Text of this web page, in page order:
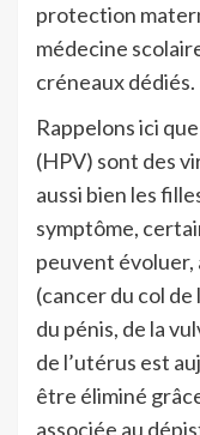
protection
médecine
créneaux dédiés.
Rappelons ici
(HPV) sont des
aussi bien les
symptôme,
peuvent évoluer,
(cancer du col de
du pénis, de la
de l’utérus est
être éliminé
associée au